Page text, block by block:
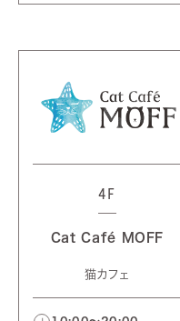
4F
Cat Café MOFF
猫カフェ